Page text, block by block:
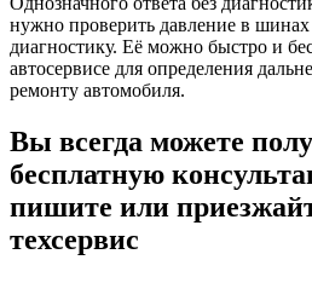
нужно проверить давление в
диагностику. Её можно быстро и
автосервисе для определения
ремонту автомобиля.
Вы всегда можете
бесплатную
пишите или
техсервис